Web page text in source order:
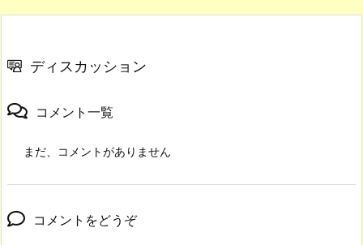
ディスカッション
コメント一覧
まだ、コメントがありません
コメントをどうぞ